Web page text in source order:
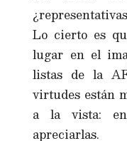
Lo cierto es
lugar en el
listas de la
virtudes están
a la vista:
apreciarlas.